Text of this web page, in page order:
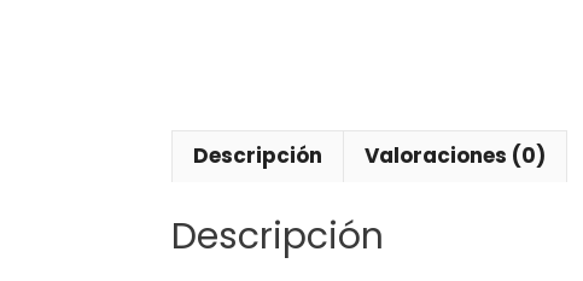
Descripción Valoraciones (0)
Descripción